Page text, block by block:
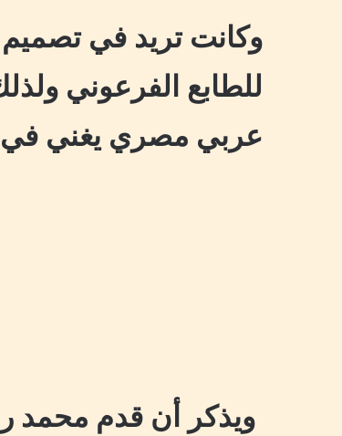
وكانت تريد في
للطابع الفرعوني
عربي مصري يغني في
ويذكر أن قدم